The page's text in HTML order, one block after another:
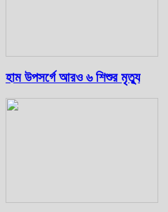
হাম উপসর্গে আরও ৬ শিশুর মৃত্যু